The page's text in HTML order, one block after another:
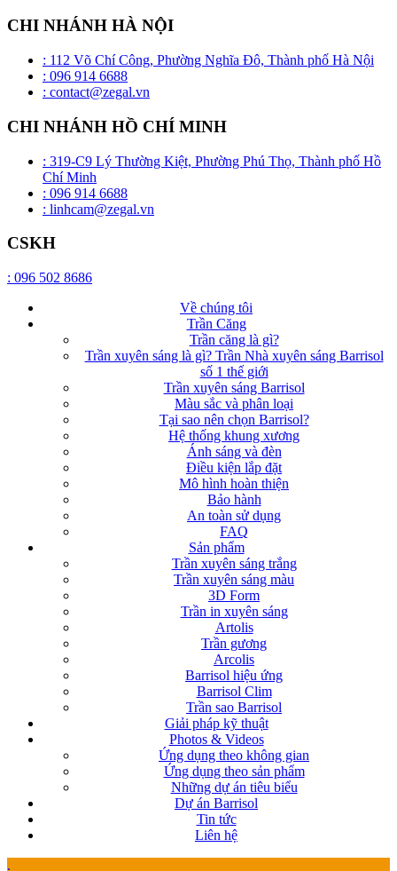
CHI NHÁNH HÀ NỘI
: 112 Võ Chí Công, Phường Nghĩa Đô, Thành phố Hà Nội
: 096 914 6688
: contact@zegal.vn
CHI NHÁNH HỒ CHÍ MINH
: 319-C9 Lý Thường Kiệt, Phường Phú Thọ, Thành phố Hồ
Chí Minh
: 096 914 6688
: linhcam@zegal.vn
CSKH
: 096 502 8686
Về chúng tôi
Trần Căng
Trần căng là gì?
Trần xuyên sáng là gì? Trần Nhà xuyên sáng Barrisol
số 1 thế giới
Trần xuyên sáng Barrisol
Màu sắc và phân loại
Tại sao nên chọn Barrisol?
Hệ thống khung xương
Ánh sáng và đèn
Điều kiện lắp đặt
Mô hình hoàn thiện
Bảo hành
An toàn sử dụng
FAQ
Sản phẩm
Trần xuyên sáng trắng
Trần xuyên sáng màu
3D Form
Trần in xuyên sáng
Artolis
Trần gương
Arcolis
Barrisol hiệu ứng
Barrisol Clim
Trần sao Barrisol
Giải pháp kỹ thuật
Photos & Videos
Ứng dụng theo không gian
Ứng dụng theo sản phẩm
Những dự án tiêu biểu
Dự án Barrisol
Tin tức
Liên hệ
.